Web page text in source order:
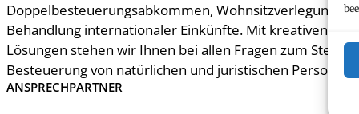
Doppelbesteuerungsabkommen, Wohnsitzverlegungen
Behandlung internationaler Einkünfte. Mit kreativen und
Lösungen stehen wir Ihnen bei allen Fragen zum
Besteuerung von natürlichen und juristischen Personen
ANSPRECHPARTNER